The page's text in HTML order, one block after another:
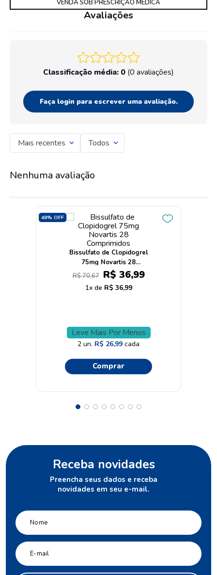
VENDA SOB PRESCRIÇÃO MÉDICA
Avaliações
Classificação média: 0 (0 avaliações)
Faça login para escrever uma avaliação.
Mais recentes Todos
Nenhuma avaliação
48% OFF
Bissulfato de Clopidogrel
75mg Novartis 28
Comprimidos
R$70,67 R$ 36,99
1 R$ 36,99
Leve Mais Por Menos
2 un. R$ 26,99 cada
Comprar
Receba novidades
Preencha seus dados e receba
novidades em seu e-mail.